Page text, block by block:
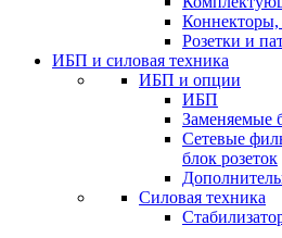
Коннекторы,
Розетки и
ИБП и силовая техника
ИБП и опции
ИБП
Заменяемые
Сетевые
блок розеток
Силовая техника